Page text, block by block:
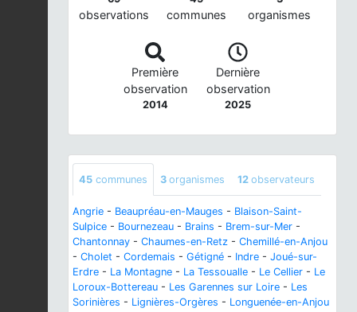
observations communes organismes
Première
observation
2014
Dernière
observation
2025
45 communes 3 organismes 12 observateurs
Angrie - Beaupréau-en-Mauges - Blaison-Saint-
Sulpice - Bournezeau - Brains - Brem-sur-Mer -
Chantonnay - Chaumes-en-Retz - Chemillé-en-Anjou
- Cholet - Cordemais - Gétigné - Indre - Joué-sur-
Erdre - La Montagne - La Tessoualle - Le Cellier - Le
Loroux-Bottereau - Les Garennes sur Loire - Les
Sorinières - Lignières-Orgères - Longuenée-en-Anjou